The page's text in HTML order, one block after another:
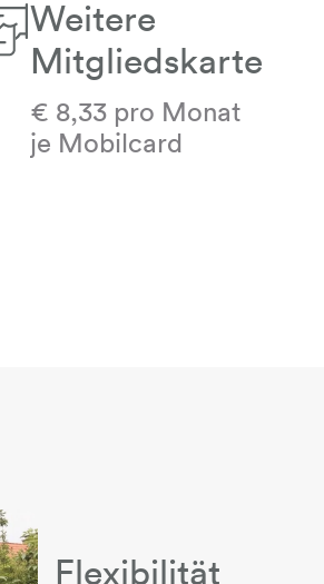
hand-karte
Weitere
Mitgliedskarte
€ 8,33 pro Monat
je Mobilcard
​​​​​​​Flexibilität